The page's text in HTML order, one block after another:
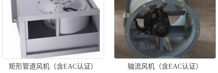
矩形管道风机（含EAC认证） 轴流风机（含EAC认证）